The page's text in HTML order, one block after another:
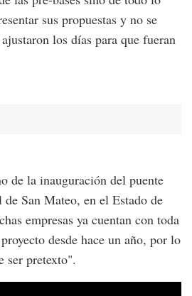
sus propuestas y no se
los días para que fueran
de la inauguración del puente
San Mateo, en el Estado de
empresas ya cuentan con toda
desde hace un año, por lo
ser pretexto".